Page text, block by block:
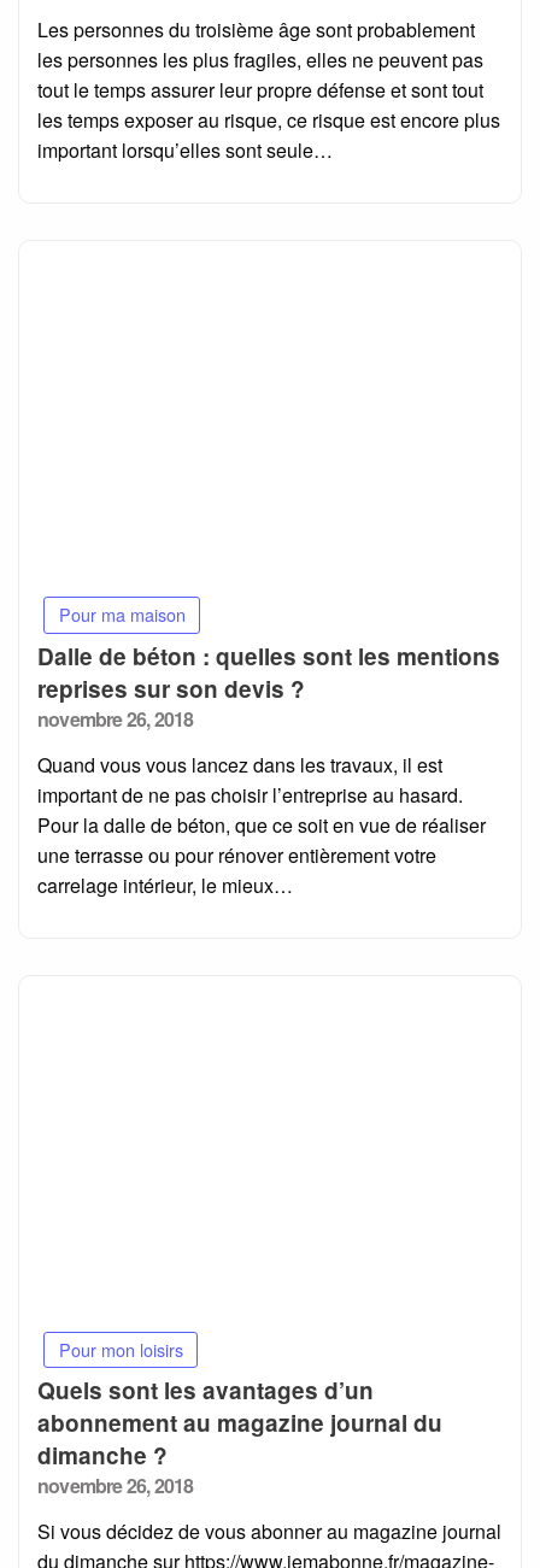
Les personnes du troisième âge sont probablement
les personnes les plus fragiles, elles ne peuvent pas
tout le temps assurer leur propre défense et sont tout
les temps exposer au risque, ce risque est encore plus
important lorsqu’elles sont seule…
Pour ma maison
Dalle de béton : quelles sont les mentions
reprises sur son devis ?
Posted
novembre 26, 2018
Quand vous vous lancez dans les travaux, il est
important de ne pas choisir l’entreprise au hasard.
Pour la dalle de béton, que ce soit en vue de réaliser
une terrasse ou pour rénover entièrement votre
carrelage intérieur, le mieux…
Pour mon loisirs
Quels sont les avantages d’un
abonnement au magazine journal du
dimanche ?
Posted
novembre 26, 2018
Si vous décidez de vous abonner au magazine journal
du dimanche sur https://www.jemabonne.fr/magazine-